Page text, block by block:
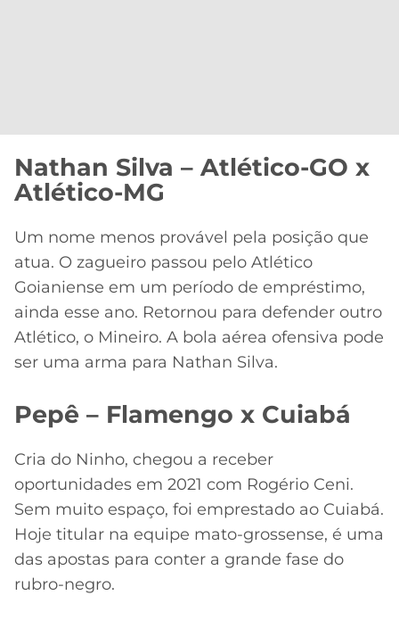
Nathan Silva – Atlético-GO x
Atlético-MG
Um nome menos provável pela posição que
atua. O zagueiro passou pelo Atlético
Goianiense em um período de empréstimo,
ainda esse ano. Retornou para defender outro
Atlético, o Mineiro. A bola aérea ofensiva pode
ser uma arma para Nathan Silva.
Pepê – Flamengo x Cuiabá
Cria do Ninho, chegou a receber
oportunidades em 2021 com Rogério Ceni.
Sem muito espaço, foi emprestado ao Cuiabá.
Hoje titular na equipe mato-grossense, é uma
das apostas para conter a grande fase do
rubro-negro.